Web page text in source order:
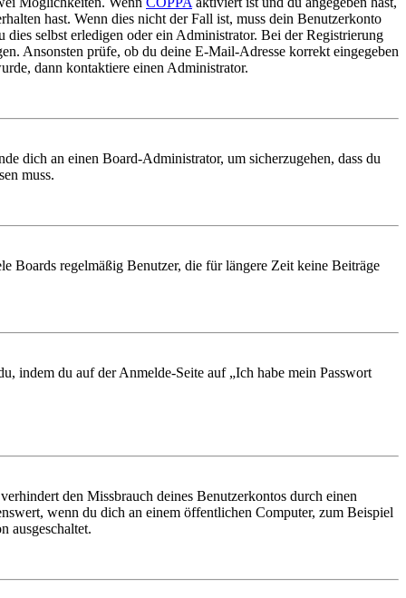
hast. Wenn dies nicht der Fall ist, muss dein Benutzerkonto
selbst erledigen oder ein Administrator. Bei der Registrierung
Ansonsten prüfe, ob du deine E-Mail-Adresse korrekt eingegeben
dann kontaktiere einen Administrator.
dich an einen Board-Administrator, um sicherzugehen, dass du
muss.
Boards regelmäßig Benutzer, die für längere Zeit keine Beiträge
indem du auf der Anmelde-Seite auf „Ich habe mein Passwort
den Missbrauch deines Benutzerkontos durch einen
wenn du dich an einem öffentlichen Computer, zum Beispiel
ausgeschaltet.